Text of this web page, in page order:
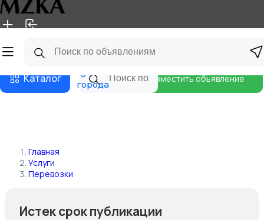
Главная Магазины
Каталог
города
Разместить объявление
Главная
Услуги
Перевозки
Истек срок публикации